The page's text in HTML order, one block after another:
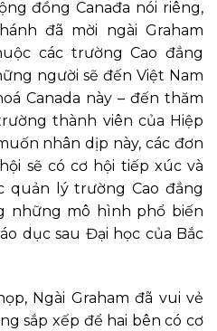
đồng Canađa nói riêng,
đã mời ngài Graham
các trường Cao đẳng
người sẽ đến Việt Nam
Canada này – đến thăm
thành viên của Hiệp
nhân dịp này, các đơn
sẽ có cơ hội tiếp xúc và
quản lý trường Cao đẳng
những mô hình phổ biến
dục sau Đại học của Bắc
Graham đã vui vẻ
sắp xếp để hai bên có cơ